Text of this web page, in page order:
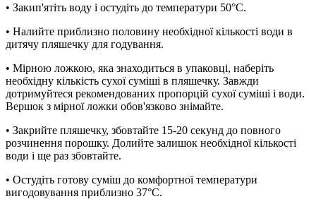
• Закип'ятіть воду і остудіть до температури 50°С.
• Налийте приблизно половину необхідної кількості води в
дитячу пляшечку для годування.
• Мірною ложкою, яка знаходиться в упаковці, наберіть
необхідну кількість сухої суміші в пляшечку. Завжди
дотримуйтеся рекомендованих пропорцій сухої суміші і води.
Вершок з мірної ложки обов'язково знімайте.
• Закрийте пляшечку, збовтайте 15-20 секунд до повного
розчинення порошку. Долийте залишок необхідної кількості
води і ще раз збовтайте.
• Остудіть готову суміш до комфортної температури
вигодовування приблизно 37°С.